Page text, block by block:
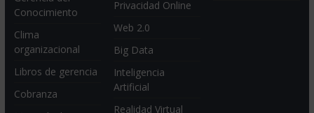
Conocimiento
Clima
organizacional
Libros de gerencia
Cobranza
Privacidad Online
Web 2.0
Big Data
Inteligencia
Artificial
Realidad Virtual